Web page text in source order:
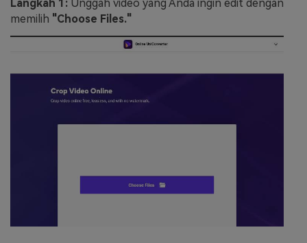
Langkah 1: Unggah video yang Anda ingin edit dengan
memilih "Choose Files."